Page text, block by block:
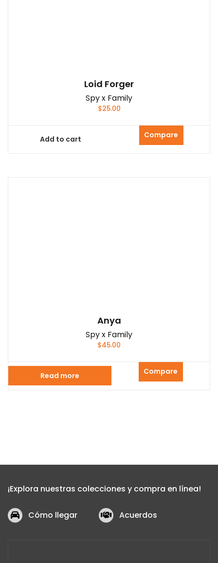
Loid Forger
Spy x Family
$25.00
Add to cart Compare
Anya
Spy x Family
$45.00
Read more Compare
¡Explora nuestras colecciones y compra en línea!
Cómo llegar Acuerdos